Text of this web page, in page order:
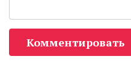
Комментировать